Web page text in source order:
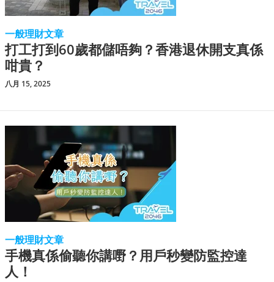
一般理財文章
打工打到60歲都儲唔夠？香港退休開支真係
咁貴？
八月 15, 2025
一般理財文章
手機真係偷聽你講嘢？用戶秒變防監控達
人！